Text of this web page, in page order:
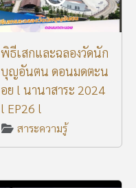
พิธีเสกและฉลองวัดนัก
บุญอันตน ดอนมดตะน
อย l นานาสาระ 2024
l EP26 l
สาระความรู้